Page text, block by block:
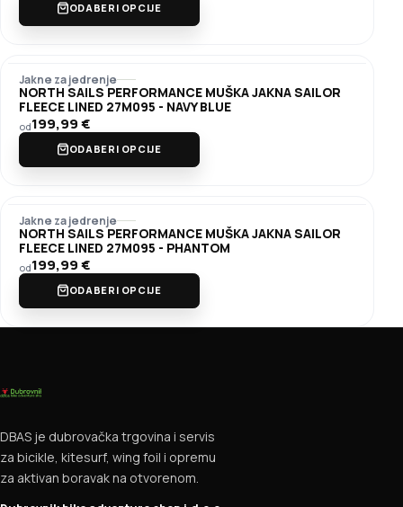
ODABERI OPCIJE
Jakne za jedrenje
NORTH SAILS PERFORMANCE MUŠKA JAKNA SAILOR
FLEECE LINED 27M095 - NAVY BLUE
od199,99€
ODABERI OPCIJE
Jakne za jedrenje
NORTH SAILS PERFORMANCE MUŠKA JAKNA SAILOR
FLEECE LINED 27M095 - PHANTOM
od199,99€
ODABERI OPCIJE
DBAS je dubrovačka trgovina i servis
za bicikle, kitesurf, wing foil i opremu
za aktivan boravak na otvorenom.